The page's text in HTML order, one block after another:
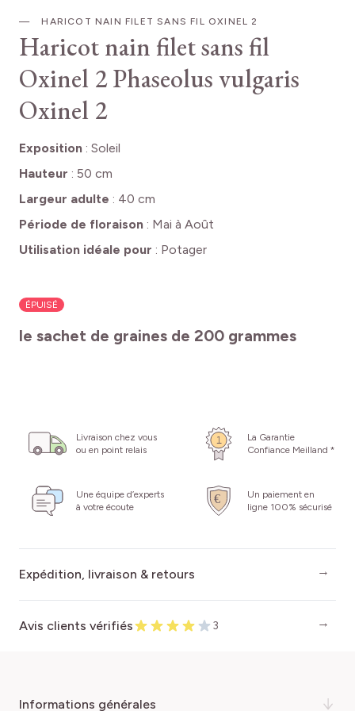
HARICOT NAIN FILET SANS FIL OXINEL 2
Haricot nain filet sans fil
Oxinel 2Phaseolus vulgaris
Oxinel 2
Exposition : Soleil
Hauteur : 50 cm
Largeur adulte : 40 cm
Période de floraison : Mai à Août
Utilisation idéale pour : Potager
ÉPUISÉ
le sachet de graines de 200 grammes
Livraison chez vous
ou en point relais
La Garantie
Confiance Meilland *
Une équipe d’experts
à votre écoute
Un paiement en
ligne 100% sécurisé
Expédition, livraison & retours
Avis clients vérifiés 3
informations générales